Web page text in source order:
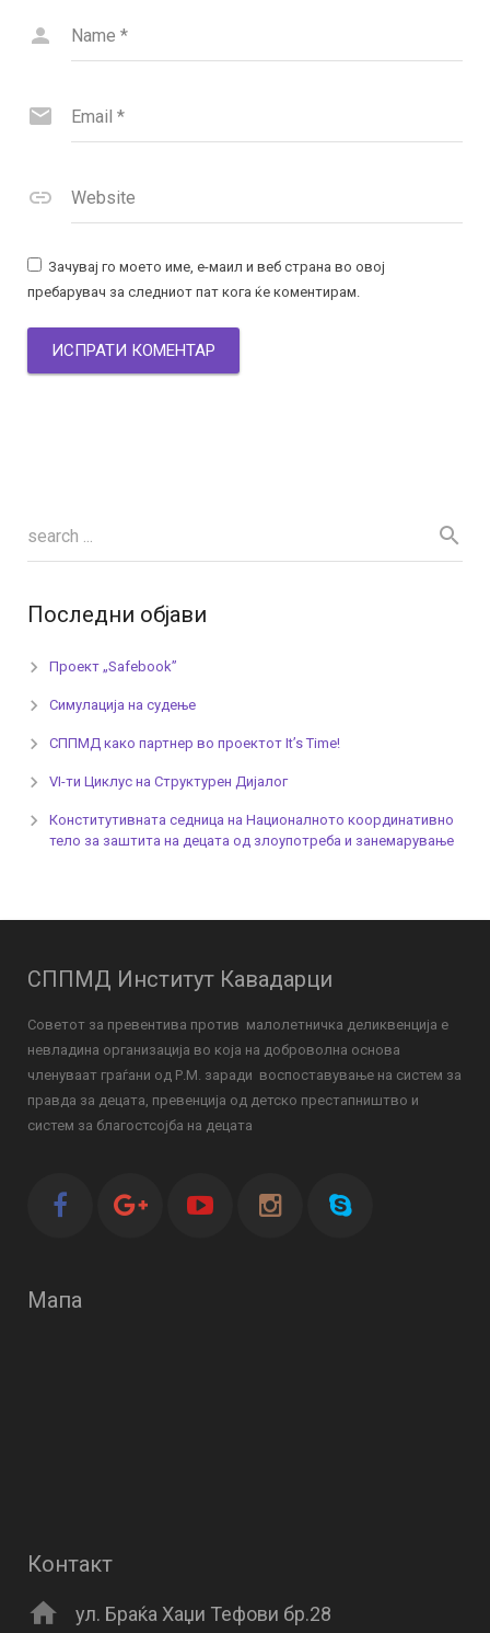
Name *
Email *
Website
Зачувај го моето име, е-маил и веб страна во овој
пребарувач за следниот пат кога ќе коментирам.
Последни објави
Проект „Safebook”
Симулација на судење
СППМД како партнер во проектот It’s Time!
VI-ти Циклус на Структурен Дијалог
Конститутивната седница на Националното координативно
тело за заштита на децата од злоупотреба и занемарување
СППМД Институт Кавадарци
Советот за превентива против малолетничка деликвенција е
невладина организација во која на доброволна основа
членуваат граѓани од Р.М. заради воспоставување на систем за
правда за децата, превенција од детско престапништво и
систем за благостсојба на децата
Мапа
Контакт
ул. Браќа Хаџи Тефови бр.28